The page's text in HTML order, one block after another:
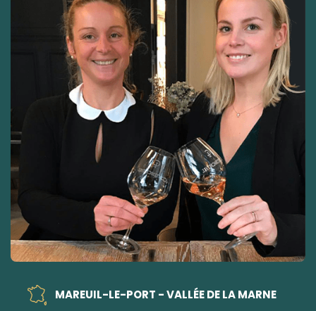
MAREUIL-LE-PORT - VALLÉE DE LA MARNE